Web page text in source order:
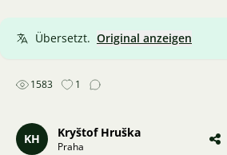
Übersetzt. Original anzeigen
1583 1
KH Kryštof Hruška
Praha